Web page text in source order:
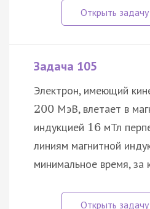
Задача 105
Электрон, имеющий
200 МэВ, влетает в
индукцией 16 мТл
линиям магнитной
минимальное время, за